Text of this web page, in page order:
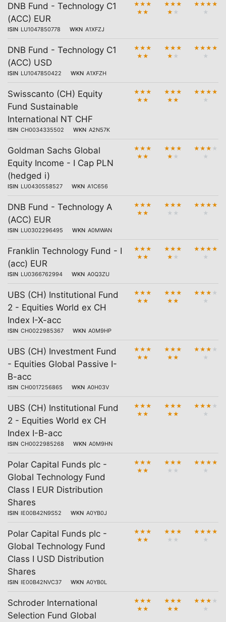
DNB Fund - Technology C1
(ACC) EUR
ISIN LU1047850778 WKN A1XFZJ
★ ★ ★
★ ★
★ ★ ★
★ ★
★ ★ ★ ★
★
DNB Fund - Technology C1
(ACC) USD
ISIN LU1047850422 WKN A1XFZH
★ ★ ★
★ ★
★ ★ ★
★ ★
★ ★ ★ ★
★
Swisscanto (CH) Equity
Fund Sustainable
International NT CHF
ISIN CH0034335502 WKN A2N57K
★ ★ ★
★ ★
★ ★ ★
★ ★
★ ★ ★ ★
★
Goldman Sachs Global
Equity Income - I Cap PLN
(hedged i)
ISIN LU0430558527 WKN A1C656
★ ★ ★
★ ★
★ ★ ★
★ ★
★ ★ ★ ★
★
DNB Fund - Technology A
(ACC) EUR
ISIN LU0302296495 WKN A0MWAN
★ ★ ★
★ ★
★ ★ ★
★ ★
★ ★ ★ ★
★
Franklin Technology Fund - I
(acc) EUR
ISIN LU0366762994 WKN A0Q3ZU
★ ★ ★
★ ★
★ ★ ★
★ ★
★ ★ ★ ★
★
UBS (CH) Institutional Fund
2 - Equities World ex CH
Index I-X-acc
ISIN CH0022985367 WKN A0M9HP
★ ★ ★
★ ★
★ ★ ★
★ ★
★ ★ ★ ★
★
UBS (CH) Investment Fund
- Equities Global Passive I-
B-acc
ISIN CH0017256865 WKN A0H03V
★ ★ ★
★ ★
★ ★ ★
★ ★
★ ★ ★ ★
★
UBS (CH) Institutional Fund
2 - Equities World ex CH
Index I-B-acc
ISIN CH0022985268 WKN A0M9HN
★ ★ ★
★ ★
★ ★ ★
★ ★
★ ★ ★ ★
★
Polar Capital Funds plc -
Global Technology Fund
Class I EUR Distribution
Shares
ISIN IE00B42N9S52 WKN A0YB0J
★ ★ ★
★ ★
★ ★ ★
★ ★
★ ★ ★ ★
★
Polar Capital Funds plc -
Global Technology Fund
Class I USD Distribution
Shares
ISIN IE00B42NVC37 WKN A0YB0L
★ ★ ★
★ ★
★ ★ ★
★ ★
★ ★ ★ ★
★
Schroder International
Selection Fund Global
★ ★ ★
★ ★
★ ★ ★
★ ★
★ ★ ★ ★
★